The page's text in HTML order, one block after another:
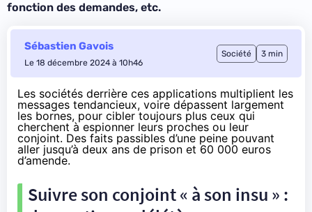
fonction des demandes, etc.
Sébastien Gavois
Le 18 décembre 2024 à 10h46
Société 3 min
Les sociétés derrière ces applications multiplient les
messages tendancieux, voire dépassent largement
les bornes, pour cibler toujours plus ceux qui
cherchent à espionner leurs proches ou leur
conjoint. Des faits passiblesd’une peine pouvant
aller jusqu’à deux ans de prison et 60 000 euros
d’amende.
Suivre son conjoint « à son insu » :